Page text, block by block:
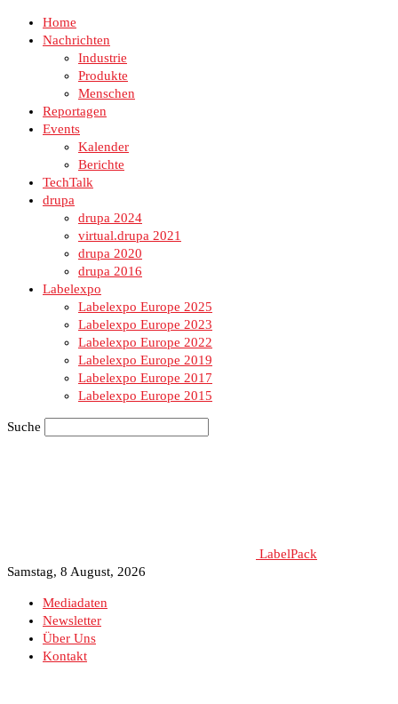
Home
Nachrichten
Industrie
Produkte
Menschen
Reportagen
Events
Kalender
Berichte
TechTalk
drupa
drupa 2024
virtual.drupa 2021
drupa 2020
drupa 2016
Labelexpo
Labelexpo Europe 2025
Labelexpo Europe 2023
Labelexpo Europe 2022
Labelexpo Europe 2019
Labelexpo Europe 2017
Labelexpo Europe 2015
Suche
LabelPack
Samstag, 8 August, 2026
Mediadaten
Newsletter
Über Uns
Kontakt